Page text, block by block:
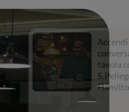
Accendi la
conversazione a
tavola con
S.Pellegrino e Lewis
Hamilton